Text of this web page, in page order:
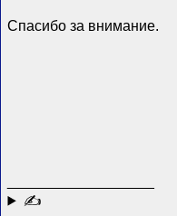
Спасибо за внимание.
✍